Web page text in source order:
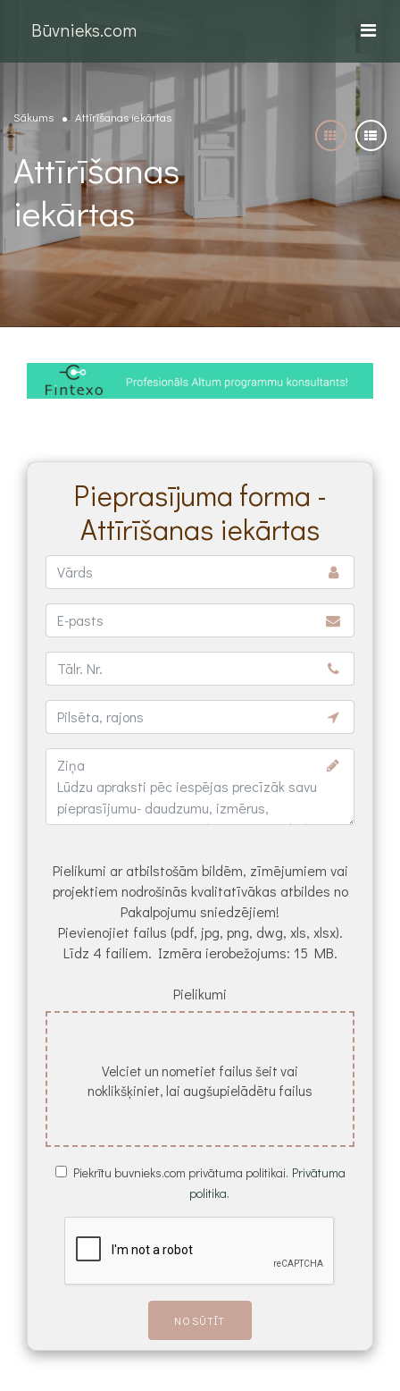
Būvnieks.com
Sākums Attīrīšanas iekārtas
Attīrīšanas
iekārtas
Pieprasījuma forma -
Attīrīšanas iekārtas
Pielikumi ar atbilstošām bildēm, zīmējumiem vai
projektiem nodrošinās kvalitatīvākas atbildes no
Pakalpojumu sniedzējiem!
Pievienojiet failus (pdf, jpg, png, dwg, xls, xlsx).
Līdz 4 failiem. Izmēra ierobežojums: 15 MB.
Pielikumi
Velciet un nometiet failus šeit vai
noklikšķiniet, lai augšupielādētu failus
Piekrītu buvnieks.com privātuma politikai. Privātuma
politika.